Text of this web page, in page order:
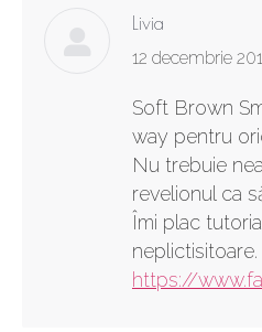
Livia
says:
12 decembrie
Soft Brown
way pentru
Nu trebuie
revelionul ca
Îmi plac
neplictisitoare.
https://